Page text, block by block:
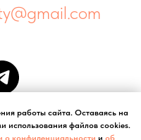
работы сайта. Оставаясь на
использования файлов cookies.